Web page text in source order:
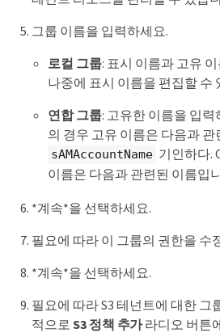
그룹 이름을 입력하세요.
로컬 그룹: 표시 이름과 고유
나중에 표시 이름을 편집할 수
연합 그룹: 고유한 이름을 입
의 경우 고유 이름은 다음과
sAMAccountName 기인하다.
이름은 다음과 관련된 이름입
*계속*을 선택하세요.
필요에 따라 이 그룹의 권한을 수
*계속*을 선택하세요.
필요에 따라 S3 테넌트에 대한 그
적으로 S3 정책 추가라디오 버튼